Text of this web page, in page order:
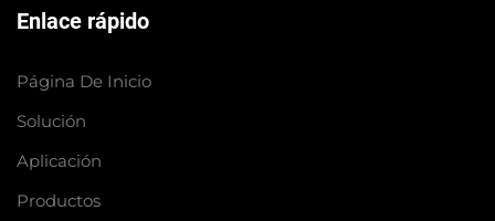
Enlace rápido
Página De Inicio
Solución
Aplicación
Productos